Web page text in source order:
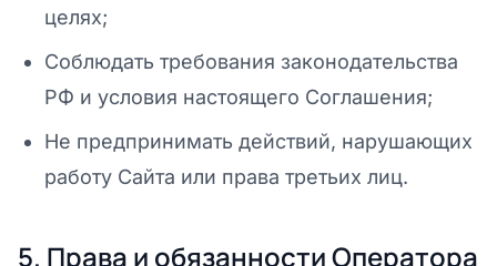
целях;
Соблюдать требования законодательства
РФ и условия настоящего Соглашения;
Не предпринимать действий, нарушающих
работу Сайта или права третьих лиц.
5. Права и обязанности Оператора